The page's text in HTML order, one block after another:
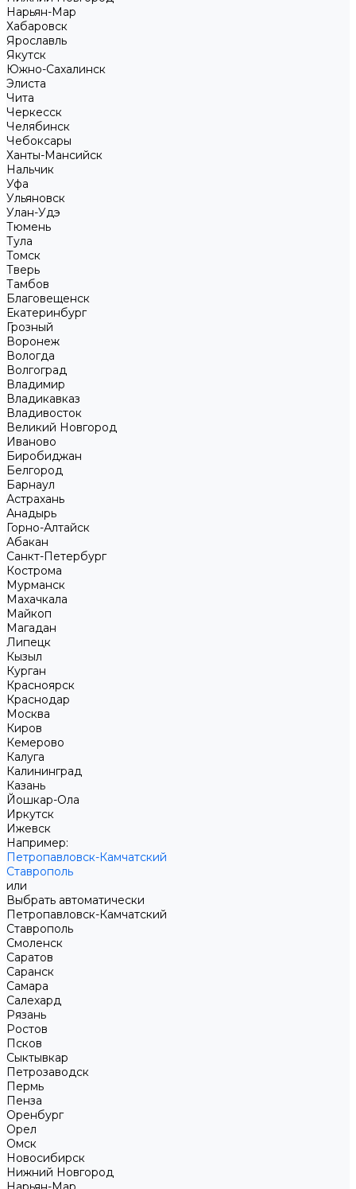
Нарьян-Мар
Хабаровск
Ярославль
Якутск
Южно-Сахалинск
Элиста
Чита
Черкесск
Челябинск
Чебоксары
Ханты-Мансийск
Нальчик
Уфа
Ульяновск
Улан-Удэ
Тюмень
Тула
Томск
Тверь
Тамбов
Благовещенск
Екатеринбург
Грозный
Воронеж
Вологда
Волгоград
Владимир
Владикавказ
Владивосток
Великий Новгород
Иваново
Биробиджан
Белгород
Барнаул
Астрахань
Анадырь
Горно-Алтайск
Абакан
Санкт-Петербург
Кострома
Мурманск
Махачкала
Майкоп
Магадан
Липецк
Кызыл
Курган
Красноярск
Краснодар
Москва
Киров
Кемерово
Калуга
Калининград
Казань
Йошкар-Ола
Иркутск
Ижевск
Например:
Петропавловск-Камчатский
Ставрополь
или
Выбрать автоматически
Петропавловск-Камчатский
Ставрополь
Смоленск
Саратов
Саранск
Самара
Салехард
Рязань
Ростов
Псков
Сыктывкар
Петрозаводск
Пермь
Пенза
Оренбург
Орел
Омск
Новосибирск
Нижний Новгород